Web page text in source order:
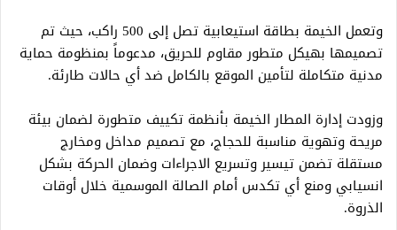
وتعمل الخيمة بطاقة استيعابية تصل إلى 500 راكب، حيث تم
تصميمها بهيكل متطور مقاوم للحريق، مدعوماً بمنظومة حماية
مدنية متكاملة لتأمين الموقع بالكامل ضد أي حالات طارئة.
وزودت إدارة المطار الخيمة بأنظمة تكييف متطورة لضمان بيئة
مريحة وتهوية مناسبة للحجاج، مع تصميم مداخل ومخارج
مستقلة تضمن تيسير وتسريع الاجراءات وضمان الحركة بشكل
انسيابي ومنع أي تكدس أمام الصالة الموسمية خلال أوقات
الذروة.